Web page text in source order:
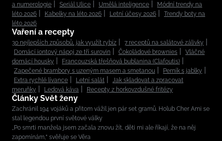
a numerologie
Seriál Ulice Umělá inteligence
Módní trendy na
léto 2026
Kabelky na léto 2026 Letní účesy 2026
Trendy boty na
léto 2026
Vaření a recepty
30 nejlepších způsobů, jak využít rybíz
7 receptů na salátové zálivky
Domácí iontový nápoj ze tří surovin
Čokoládové brownies
Vláčné
domácí housky
Francouzská třešňová bublanina (Clafoutis)
Zapečené brambory s uzeným masem a smetanou
Perník s jablky
Extra rychlé lívance
Letní salát
Jak skladovat a zpracovat
meruňky
Ledová káva Recepty z horkovzdušné fritézy
Články Svět ženy
Zachránil 194 vojáků a přitom vážil jen pár set gramů. Holub Cher Ami se
stal legendou první světové války
„Po smrti manžela jsem začala znovu žít, děti mi ale říkají, že na něj
zapomínám,“ svěřuje se Věra